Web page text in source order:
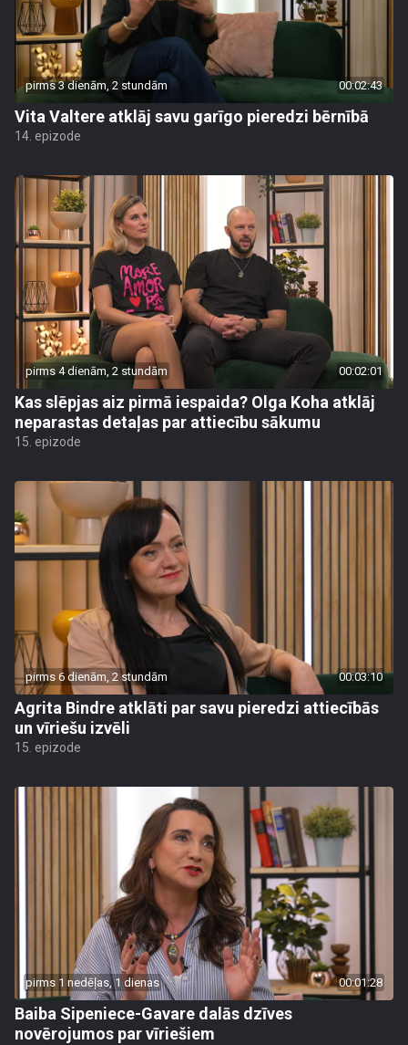
pirms 3 dienām, 2 stundām 00:02:43
Vita Valtere atklāj savu garīgo pieredzi bērnībā
14. epizode
pirms 4 dienām, 2 stundām 00:02:01
Kas slēpjas aiz pirmā iespaida? Olga Koha atklāj
neparastas detaļas par attiecību sākumu
15. epizode
pirms 6 dienām, 2 stundām 00:03:10
Agrita Bindre atklāti par savu pieredzi attiecībās
un vīriešu izvēli
15. epizode
pirms 1 nedēļas, 1 dienas 00:01:28
Baiba Sipeniece-Gavare dalās dzīves
novērojumos par vīriešiem